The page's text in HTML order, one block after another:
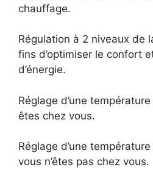
chauffage.
Régulation à 2 niveaux de
fins d’optimiser le confort
d’énergie.
Réglage d’une
êtes chez vous.
Réglage d’une
vous n’êtes pas chez vous.